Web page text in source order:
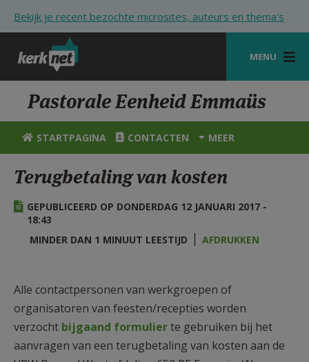
Bekijk je recent bezochte microsites, auteurs en thema's
MENU
STARTPAGINA
KERK
VIERINGEN
SHOP
ZOEKEN
HULP
MIJN PAROCHIE
AANMELDEN OF REGISTREREN
Pastorale Eenheid Emmaüs
STARTPAGINA CONTACTEN MEER
Terugbetaling van kosten
GEPUBLICEERD OP DONDERDAG 12 JANUARI 2017 -
18:43
MINDER DAN 1 MINUUT LEESTIJD
AFDRUKKEN
Alle contactpersonen van werkgroepen of
organisatoren van feesten/recepties worden
verzocht bijgaand formulierte gebruiken bij het
aanvragen van een terugbetaling van kosten aan de